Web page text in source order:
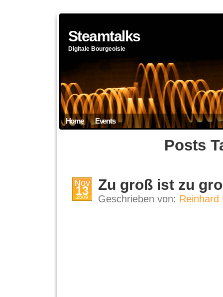
Steamtalks
Digitale Bourgeoisie
Home Events
Posts
Nov
13
2009
Zu groß ist zu
Geschrieben von: Reinhard